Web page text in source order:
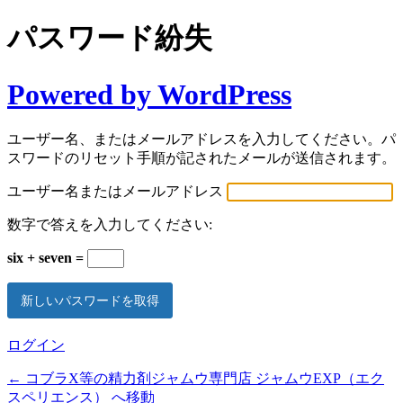
パスワード紛失
Powered by WordPress
ユーザー名、またはメールアドレスを入力してください。パ
スワードのリセット手順が記されたメールが送信されます。
ユーザー名またはメールアドレス
数字で答えを入力してください:
six + seven =
ログイン
← コブラX等の精力剤ジャムウ専門店 ジャムウEXP（エク
スペリエンス） へ移動